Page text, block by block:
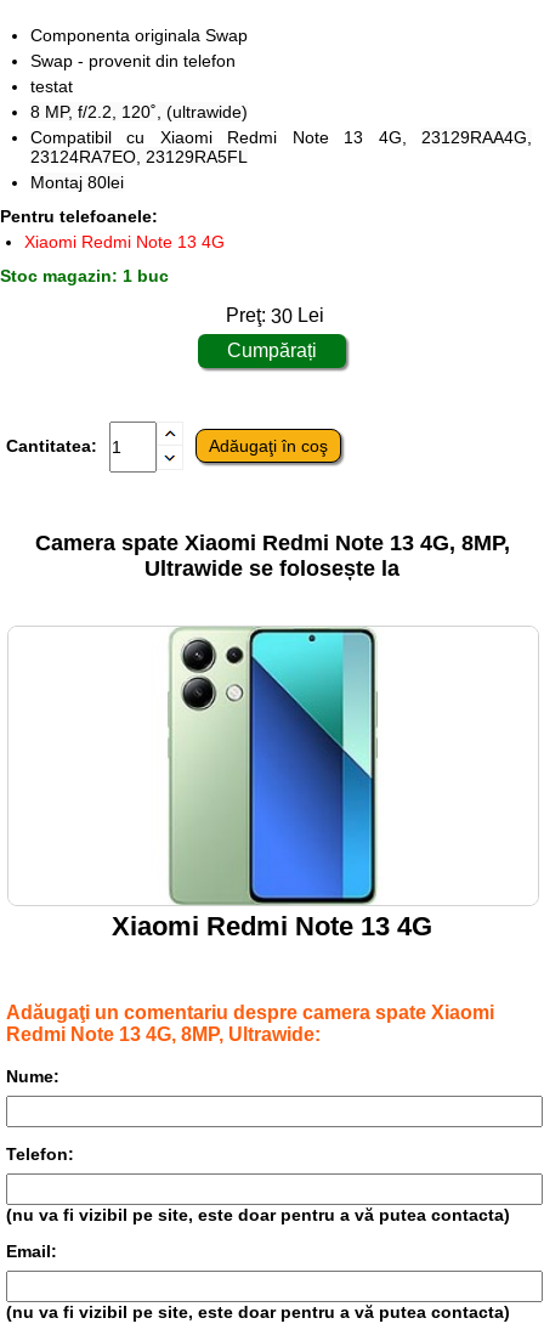
Componenta originala Swap
Swap - provenit din telefon
testat
8 MP, f/2.2, 120˚, (ultrawide)
Compatibil cu Xiaomi Redmi Note 13 4G, 23129RAA4G,
23124RA7EO, 23129RA5FL
Montaj 80lei
Pentru telefoanele:
Xiaomi Redmi Note 13 4G
Stoc magazin: 1 buc
Preţ: 30 Lei
Cantitatea:
Camera spate Xiaomi Redmi Note 13 4G, 8MP,
Ultrawide se folosește la
Xiaomi Redmi Note 13 4G
Adăugaţi un comentariu despre camera spate Xiaomi
Redmi Note 13 4G, 8MP, Ultrawide:
Nume:
Telefon:
(nu va fi vizibil pe site, este doar pentru a vă putea contacta)
Email:
(nu va fi vizibil pe site, este doar pentru a vă putea contacta)